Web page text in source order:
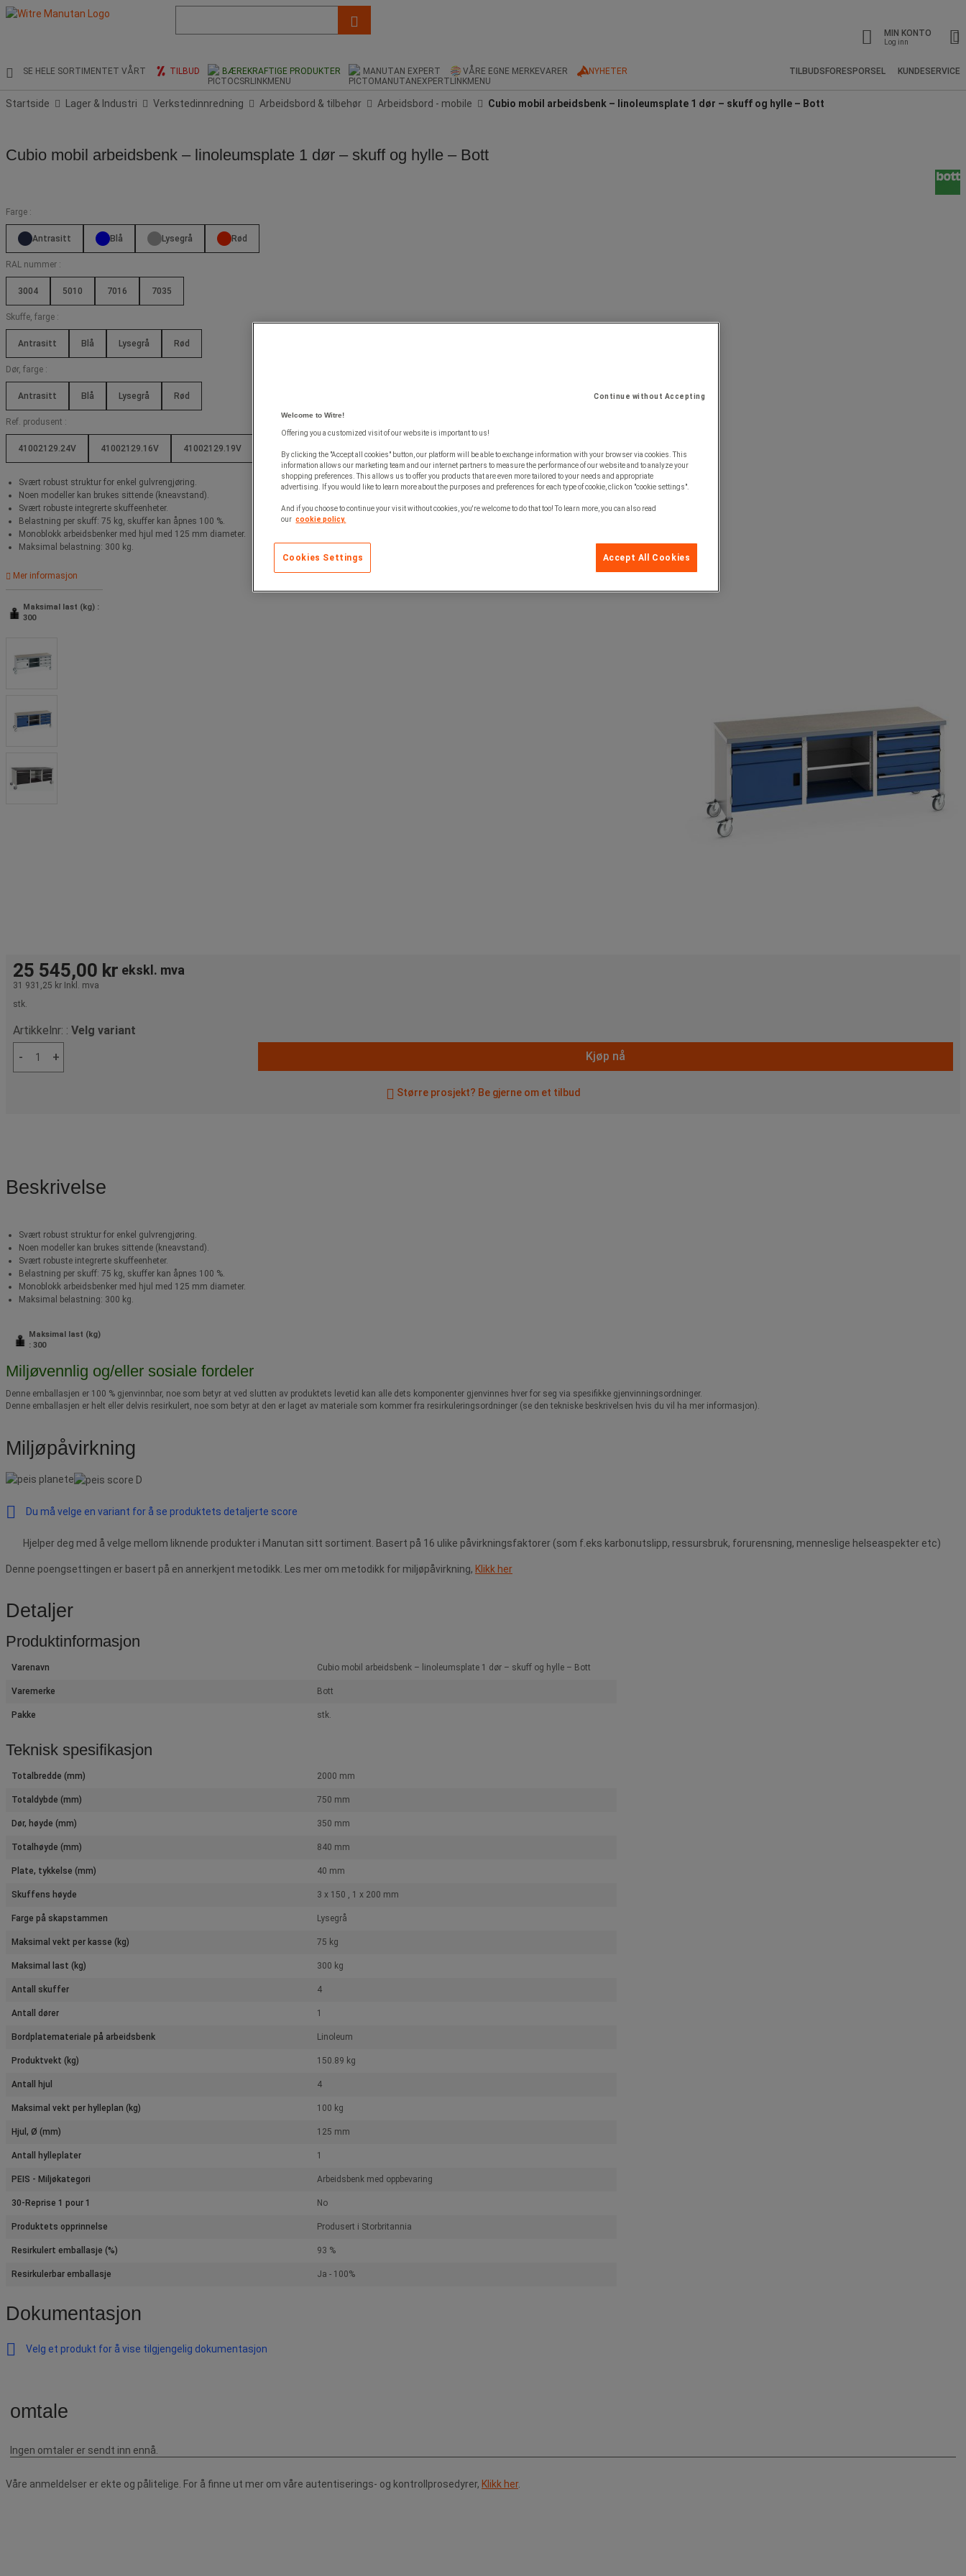
og
søkehistorikk
MIN KONTO
Log inn
SE HELE SORTIMENTET VÅRT TILBUD BÆREKRAFTIGE PRODUKTER MANUTAN EXPERT VÅRE EGNE MERKEVARER NYHETER TILBUDSFORESPORSEL KUNDESERVICE
Startside Lager & Industri Verkstedinnredning Arbeidsbord & tilbehør Arbeidsbord - mobile Cubio mobil arbeidsbenk – linoleumsplate 1 dør – skuff og hylle – Bott
Cubio mobil arbeidsbenk – linoleumsplate 1 dør – skuff og hylle – Bott
Farge :
Antrasitt Blå Lysegrå Rød
RAL nummer :
3004 5010 7016 7035
Skuffe, farge :
Antrasitt Blå Lysegrå Rød
Dør, farge :
Antrasitt Blå Lysegrå Rød
Ref. produsent :
41002129.24V 41002129.16V 41002129.19V
Svært robust struktur for enkel gulvrengjøring.
Noen modeller kan brukes sittende (kneavstand).
Svært robuste integrerte skuffeenheter.
Belastning per skuff: 75 kg, skuffer kan åpnes 100 %.
Monoblokk arbeidsbenker med hjul med 125 mm diameter.
Maksimal belastning: 300 kg.
Mer informasjon
Maksimal last (kg) :
300
Environmental impact
Environmental impact
25 545,00 kr ekskl. mva
31 931,25 kr Inkl. mva
stk.
Artikkelnr: : Velg variant
-
+ Kjøp nå
Større prosjekt? Be gjerne om et tilbud
Beskrivelse
Svært robust struktur for enkel gulvrengjøring.
Noen modeller kan brukes sittende (kneavstand).
Svært robuste integrerte skuffeenheter.
Belastning per skuff: 75 kg, skuffer kan åpnes 100 %.
Monoblokk arbeidsbenker med hjul med 125 mm diameter.
Maksimal belastning: 300 kg.
Maksimal last (kg)
: 300
Miljøvennlig og/eller sosiale fordeler
Denne emballasjen er 100 % gjenvinnbar, noe som betyr at ved slutten av produktets levetid kan alle dets komponenter gjenvinnes hver for seg via spesifikke gjenvinningsordninger.
Denne emballasjen er helt eller delvis resirkulert, noe som betyr at den er laget av materiale som kommer fra resirkuleringsordninger (se den tekniske beskrivelsen hvis du vil ha mer informasjon).
Miljøpåvirkning
Du må velge en variant for å se produktets detaljerte score
Hjelper deg med å velge mellom liknende produkter i Manutan sitt sortiment. Basert på 16 ulike påvirkningsfaktorer (som f.eks karbonutslipp, ressursbruk, forurensning, menneslige helseaspekter etc)
Denne poengsettingen er basert på en annerkjent metodikk. Les mer om metodikk for miljøpåvirkning, Klikk her
Detaljer
Produktinformasjon
Varenavn Cubio mobil arbeidsbenk – linoleumsplate 1 dør – skuff og hylle – Bott
Varemerke Bott
Pakke stk.
Teknisk spesifikasjon
Totalbredde (mm) 2000 mm
Totaldybde (mm) 750 mm
Dør, høyde (mm) 350 mm
Totalhøyde (mm) 840 mm
Plate, tykkelse (mm) 40 mm
Skuffens høyde 3 x 150 , 1 x 200 mm
Farge på skapstammen Lysegrå
Maksimal vekt per kasse (kg) 75 kg
Maksimal last (kg) 300 kg
Antall skuffer 4
Antall dører 1
Bordplatemateriale på arbeidsbenk Linoleum
Produktvekt (kg) 150.89 kg
Antall hjul 4
Maksimal vekt per hylleplan (kg) 100 kg
Hjul, Ø (mm) 125 mm
Antall hylleplater 1
PEIS - Miljøkategori Arbeidsbenk med oppbevaring
30-Reprise 1 pour 1 No
Produktets opprinnelse Produsert i Storbritannia
Resirkulert emballasje (%) 93 %
Resirkulerbar emballasje Ja - 100%
Dokumentasjon
Velg et produkt for å vise tilgjengelig dokumentasjon
Våre anmeldelser er ekte og pålitelige. For å finne ut mer om våre autentiserings- og kontrollprosedyrer, Klikk her.
Continue without Accepting
Welcome to Witre!
Offering you a customized visit of our website is important to us!
By clicking the "Accept all cookies" button, our platform will be able to exchange information with your browser via cookies. This
information allows our marketing team and our internet partners to measure the performance of our website and to analyze your
shopping preferences. This allows us to offer you products that are even more tailored to your needs and appropriate
advertising. If you would like to learn more about the purposes and preferences for each type of cookie, click on "cookie settings".
And if you choose to continue your visit without cookies, you're welcome to do that too! To learn more, you can also read
our cookie policy.
Accept All Cookies
Cookies Settings